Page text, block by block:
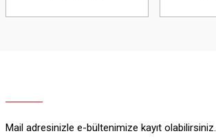
Mail adresinizle e-bültenimize kayıt olabilirsiniz.